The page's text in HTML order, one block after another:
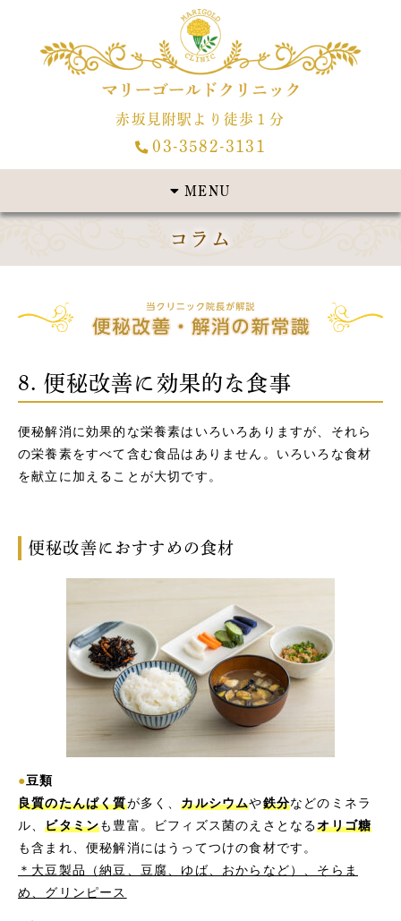
赤坂見附駅より徒歩１分
03-3582-3131
MENU
コラム
8. 便秘改善に効果的な食事
便秘解消に効果的な栄養素はいろいろありますが、それら
の栄養素をすべて含む食品はありません。いろいろな食材
を献立に加えることが大切です。
便秘改善におすすめの食材
●豆類
良質のたんぱく質が多く、カルシウムや鉄分などのミネラ
ル、ビタミンも豊富。ビフィズス菌のえさとなるオリゴ糖
も含まれ、便秘解消にはうってつけの食材です。
＊大豆製品（納豆、豆腐、ゆば、おからなど）、そらま
め、グリンピース